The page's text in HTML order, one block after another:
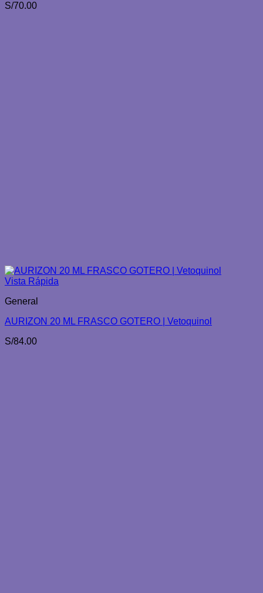
S/70.00
Vista Rápida
General
AURIZON 20 ML FRASCO GOTERO | Vetoquinol
S/84.00